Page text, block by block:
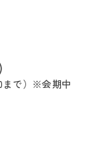
まで）※会期中